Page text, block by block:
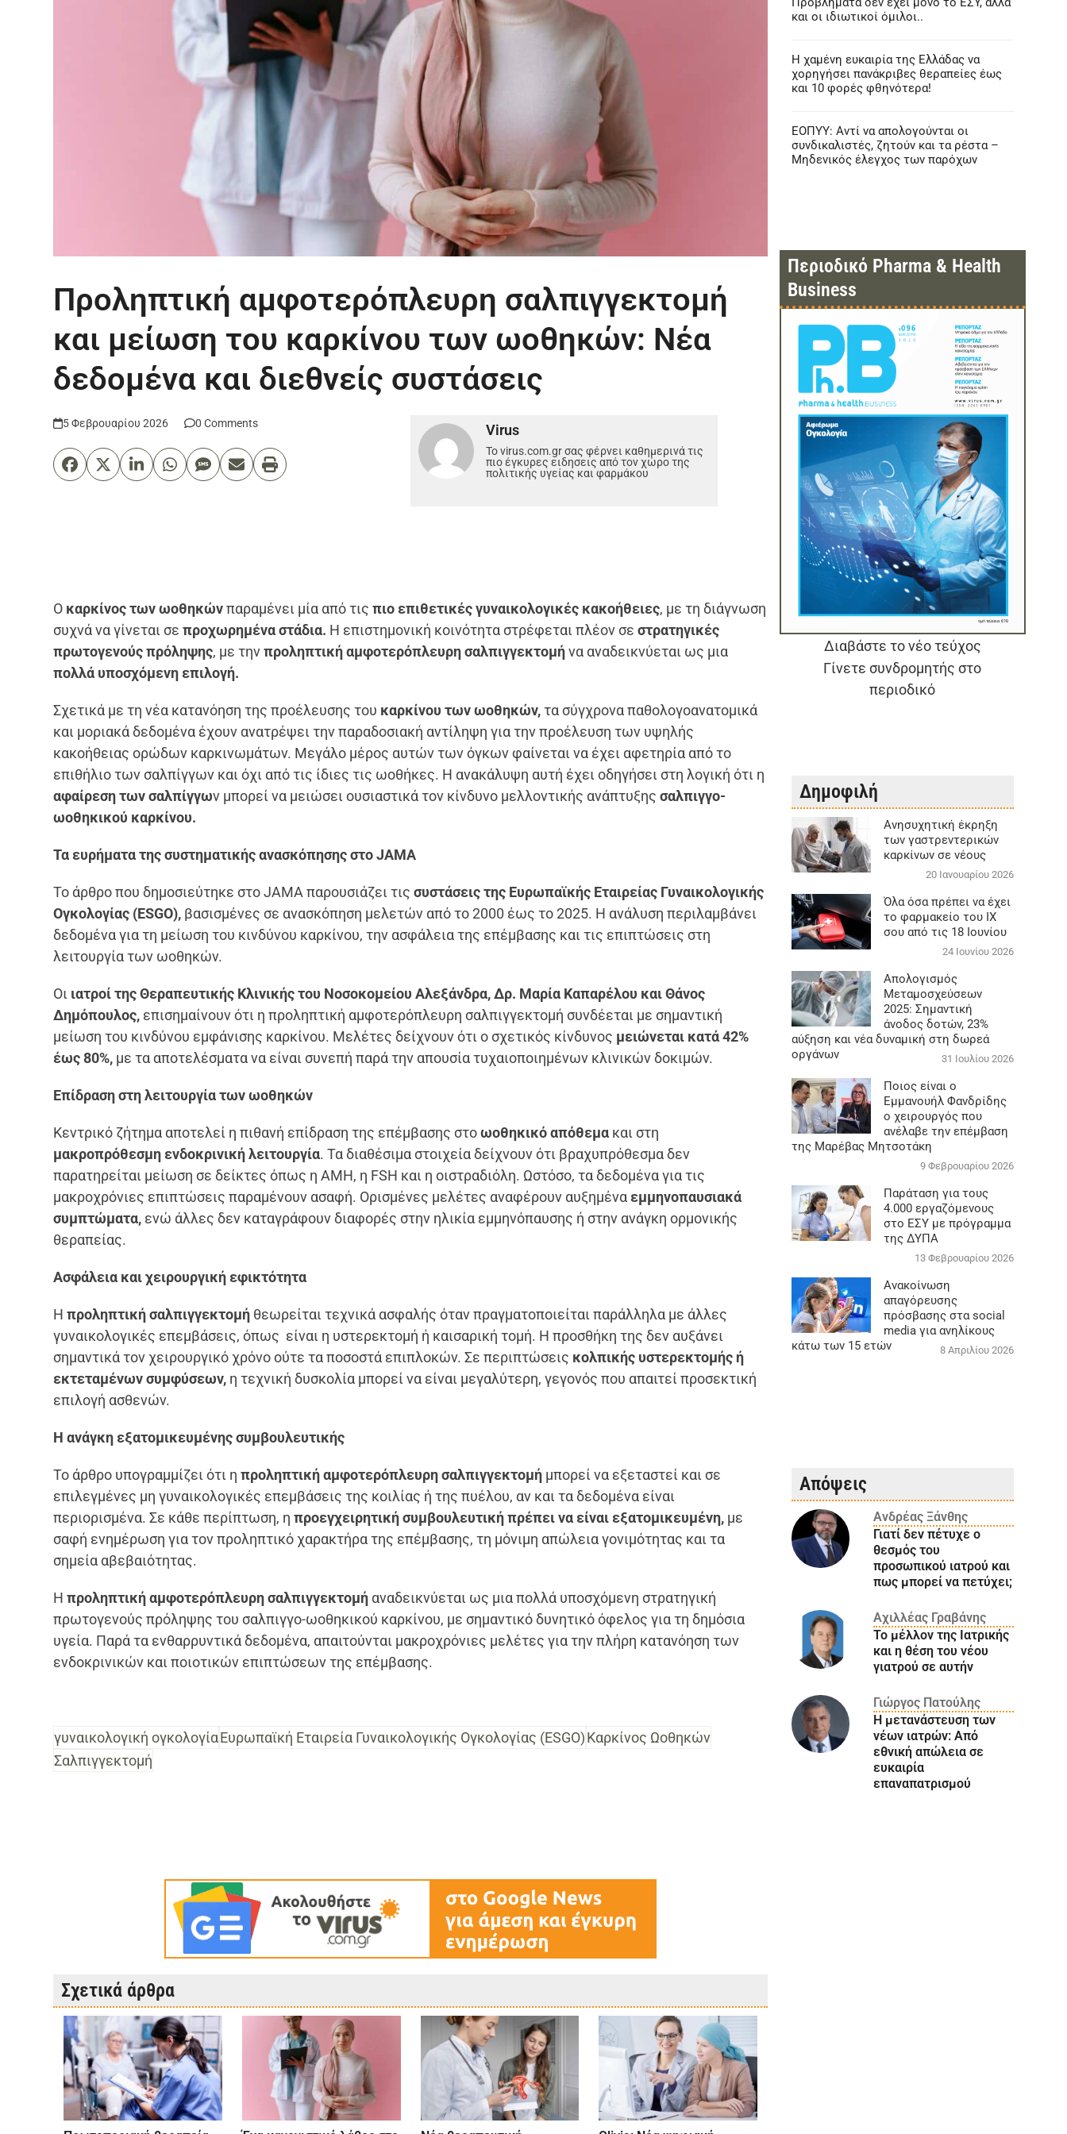
Προληπτική αμφοτερόπλευρη σαλπιγγεκτομή
και μείωση του καρκίνου των ωοθηκών: Νέα
δεδομένα και διεθνείς συστάσεις
5 Φεβρουαρίου 2026 0 Comments Virus
Το virus.com.gr σας φέρνει καθημερινά τις
πιο έγκυρες ειδησεις από τον χώρο της
πολιτικής υγείας και φαρμάκου
Ο καρκίνος των ωοθηκώνπαραμένει μία από τις πιο επιθετικές γυναικολογικές κακοήθειες, με τη διάγνωση
συχνά να γίνεται σε προχωρημένα στάδια. Η επιστημονική κοινότητα στρέφεται πλέον σεστρατηγικές
πρωτογενούς πρόληψης, με τηνπροληπτική αμφοτερόπλευρη σαλπιγγεκτομήνα αναδεικνύεται ως μια
πολλά υποσχόμενη επιλογή.
Σχετικά με τη νέα κατανόηση της προέλευσης του καρκίνου των ωοθηκών,τα σύγχρονα παθολογοανατομικά
και μοριακά δεδομένα έχουν ανατρέψει την παραδοσιακή αντίληψη για την προέλευση των υψηλής
κακοήθειας ορώδων καρκινωμάτων. Μεγάλο μέρος αυτών των όγκων φαίνεται να έχει αφετηρία από το
επιθήλιο των σαλπίγγων και όχι από τις ίδιες τις ωοθήκες. Η ανακάλυψη αυτή έχει οδηγήσει στη λογική ότι η
αφαίρεση των σαλπίγγων μπορεί να μειώσει ουσιαστικά τον κίνδυνο μελλοντικής ανάπτυξης σαλπιγγο-
ωοθηκικού καρκίνου.
Τα ευρήματα της συστηματικής ανασκόπησης στο JAMA
Το άρθρο που δημοσιεύτηκε στο JAMA παρουσιάζει τις συστάσεις της Ευρωπαϊκής Εταιρείας Γυναικολογικής
Ογκολογίας (ESGO), βασισμένες σε ανασκόπηση μελετών από το 2000 έως το 2025. Η ανάλυση περιλαμβάνει
δεδομένα για τη μείωση του κινδύνου καρκίνου, την ασφάλεια της επέμβασης και τις επιπτώσεις στη
λειτουργία των ωοθηκών.
Οι ιατροί της Θεραπευτικής Κλινικής του Νοσοκομείου Αλεξάνδρα, Δρ. Μαρία Καπαρέλου και Θάνος
Δημόπουλος, επισημαίνουν ότι η προληπτική αμφοτερόπλευρη σαλπιγγεκτομή συνδέεται με σημαντική
μείωση του κινδύνου εμφάνισης καρκίνου. Μελέτες δείχνουν ότι ο σχετικός κίνδυνος μειώνεται κατά 42%
έως 80%, με τα αποτελέσματα να είναι συνεπή παρά την απουσία τυχαιοποιημένων κλινικών δοκιμών.
Επίδραση στη λειτουργία των ωοθηκών
Κεντρικό ζήτημα αποτελεί η πιθανή επίδραση της επέμβασης στοωοθηκικό απόθεμα και στη
μακροπρόθεσμη ενδοκρινική λειτουργία. Τα διαθέσιμα στοιχεία δείχνουν ότι βραχυπρόθεσμα δεν
παρατηρείται μείωση σε δείκτες όπως η AMH, η FSH και η οιστραδιόλη. Ωστόσο, τα δεδομένα για τις
μακροχρόνιες επιπτώσεις παραμένουν ασαφή. Ορισμένες μελέτες αναφέρουν αυξημένα εμμηνοπαυσιακά
συμπτώματα, ενώ άλλες δεν καταγράφουν διαφορές στην ηλικία εμμηνόπαυσης ή στην ανάγκη ορμονικής
θεραπείας.
Ασφάλεια και χειρουργική εφικτότητα
Ηπροληπτική σαλπιγγεκτομή θεωρείται τεχνικά ασφαλής όταν πραγματοποιείται παράλληλα με άλλες
γυναικολογικές επεμβάσεις, όπως είναι η υστερεκτομή ή καισαρική τομή. Η προσθήκη της δεν αυξάνει
σημαντικά τον χειρουργικό χρόνο ούτε τα ποσοστά επιπλοκών. Σε περιπτώσεις κολπικής υστερεκτομής ή
εκτεταμένων συμφύσεων, η τεχνική δυσκολία μπορεί να είναι μεγαλύτερη, γεγονός που απαιτεί προσεκτική
επιλογή ασθενών.
Η ανάγκη εξατομικευμένης συμβουλευτικής
Το άρθρο υπογραμμίζει ότι ηπροληπτική αμφοτερόπλευρη σαλπιγγεκτομή μπορεί να εξεταστεί και σε
επιλεγμένες μη γυναικολογικές επεμβάσεις της κοιλίας ή της πυέλου, αν και τα δεδομένα είναι
περιορισμένα. Σε κάθε περίπτωση, ηπροεγχειρητική συμβουλευτική πρέπει να είναι εξατομικευμένη, με
σαφή ενημέρωση για τον προληπτικό χαρακτήρα της επέμβασης, τη μόνιμη απώλεια γονιμότητας και τα
σημεία αβεβαιότητας.
Η προληπτική αμφοτερόπλευρη σαλπιγγεκτομή αναδεικνύεται ως μια πολλά υποσχόμενη στρατηγική
πρωτογενούς πρόληψης του σαλπιγγο-ωοθηκικού καρκίνου, με σημαντικό δυνητικό όφελος για τη δημόσια
υγεία. Παρά τα ενθαρρυντικά δεδομένα, απαιτούνται μακροχρόνιες μελέτες για την πλήρη κατανόηση των
ενδοκρινικών και ποιοτικών επιπτώσεων της επέμβασης.
γυναικολογική ογκολογίαΕυρωπαϊκή Εταιρεία Γυναικολογικής Ογκολογίας (ESGO)Καρκίνος Ωοθηκών
Σαλπιγγεκτομή
Σχετικά άρθρα
και οι ιδιωτικοί όμιλοι..
Η χαμένη ευκαιρία της Ελλάδας να
χορηγήσει πανάκριβες θεραπείες έως
και 10 φορές φθηνότερα!
ΕΟΠΥΥ: Αντί να απολογούνται οι
συνδικαλιστές, ζητούν και τα ρέστα –
Μηδενικός έλεγχος των παρόχων
Περιοδικό Pharma & Health
Business
Διαβάστε το νέο τεύχος
Γίνετε συνδρομητής στο
περιοδικό
Δημοφιλή
Aνησυχητική έκρηξη
των γαστρεντερικών
καρκίνων σε νέους
20 Ιανουαρίου 2026
Όλα όσα πρέπει να έχει
το φαρμακείο του ΙΧ
σου από τις 18 Ιουνίου
24 Ιουνίου 2026
Απολογισμός
Μεταμοσχεύσεων
2025: Σημαντική
άνοδος δοτών, 23%
αύξηση και νέα δυναμική στη δωρεά
οργάνων
31 Ιουλίου 2026
Ποιος είναι ο
Εμμανουήλ Φανδρίδης
ο χειρουργός που
ανέλαβε την επέμβαση
της Μαρέβας Μητσοτάκη
9 Φεβρουαρίου 2026
Παράταση για τους
4.000 εργαζόμενους
στο ΕΣΥ με πρόγραμμα
της ΔΥΠΑ
13 Φεβρουαρίου 2026
Ανακοίνωση
απαγόρευσης
πρόσβασης στα social
media για ανηλίκους
κάτω των 15 ετών
8 Απριλίου 2026
Απόψεις
Ανδρέας Ξάνθης
Γιατί δεν πέτυχε ο
θεσμός του
προσωπικού ιατρού και
πως μπορεί να πετύχει;
Αχιλλέας Γραβάνης
Το μέλλον της Ιατρικής
και η θέση του νέου
γιατρού σε αυτήν
Γιώργος Πατούλης
Η μετανάστευση των
νέων ιατρών: Aπό
εθνική απώλεια σε
ευκαιρία
επαναπατρισμού